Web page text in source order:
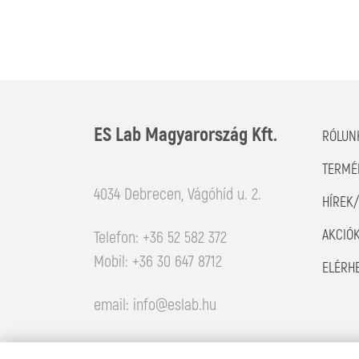
ES Lab Magyarország Kft.
4034 Debrecen, Vágóhíd u. 2.
Telefon: +36 52 582 372
Mobil: +36 30 647 8712
email: info@eslab.hu